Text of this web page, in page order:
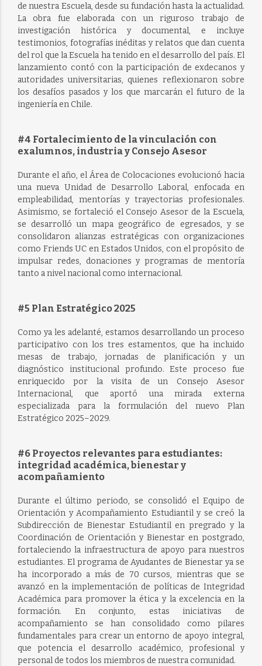
de nuestra Escuela, desde su fundación hasta la actualidad.
La obra fue elaborada con un riguroso trabajo de
investigación histórica y documental, e incluye
testimonios, fotografías inéditas y relatos que dan cuenta
del rol que la Escuela ha tenido en el desarrollo del país. El
lanzamiento contó con la participación de exdecanos y
autoridades universitarias, quienes reflexionaron sobre
los desafíos pasados y los que marcarán el futuro de la
ingeniería en Chile.
#4 Fortalecimiento de la vinculación con
exalumnos, industria y Consejo Asesor
Durante el año, el Área de Colocaciones evolucionó hacia
una nueva Unidad de Desarrollo Laboral, enfocada en
empleabilidad, mentorías y trayectorias profesionales.
Asimismo, se fortaleció el Consejo Asesor de la Escuela,
se desarrolló un mapa geográfico de egresados, y se
consolidaron alianzas estratégicas con organizaciones
como Friends UC en Estados Unidos, con el propósito de
impulsar redes, donaciones y programas de mentoría
tanto a nivel nacional como internacional.
#5 Plan Estratégico 2025
Como ya les adelanté, estamos desarrollando un proceso
participativo con los tres estamentos, que ha incluido
mesas de trabajo, jornadas de planificación y un
diagnóstico institucional profundo. Este proceso fue
enriquecido por la visita de un Consejo Asesor
Internacional, que aportó una mirada externa
especializada para la formulación del nuevo Plan
Estratégico 2025–2029.
#6 Proyectos relevantes para estudiantes:
integridad académica, bienestar y
acompañamiento
Durante el último periodo, se consolidó el Equipo de
Orientación y Acompañamiento Estudiantil y se creó la
Subdirección de Bienestar Estudiantil en pregrado y la
Coordinación de Orientación y Bienestar en postgrado,
fortaleciendo la infraestructura de apoyo para nuestros
estudiantes. El programa de Ayudantes de Bienestar ya se
ha incorporado a más de 70 cursos, mientras que se
avanzó en la implementación de políticas de Integridad
Académica para promover la ética y la excelencia en la
formación. En conjunto, estas iniciativas de
acompañamiento se han consolidado como pilares
fundamentales para crear un entorno de apoyo integral,
que potencia el desarrollo académico, profesional y
personal de todos los miembros de nuestra comunidad.